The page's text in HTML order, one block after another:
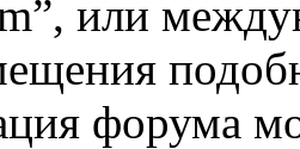
или
форума